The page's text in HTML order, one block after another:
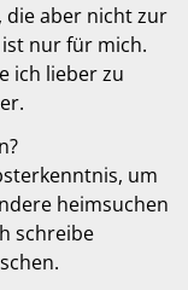
die aber nicht zur
nur für mich.
ich lieber zu
um
heimsuchen
schreibe